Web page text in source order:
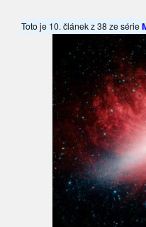
Toto je 10. článek z 38 ze série